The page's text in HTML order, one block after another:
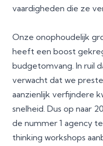
vaardigheden die ze
Onze onophoudelijk
heeft een boost
budgetomvang. In ruil
verwacht dat we
aanzienlijk verfijndere
snelheid. Dus op naar
de nummer 1 agency
thinking workshops